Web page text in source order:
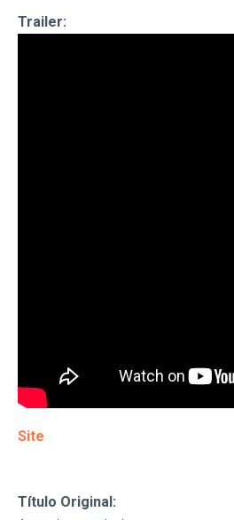
Trailer:
Site
Título Original: